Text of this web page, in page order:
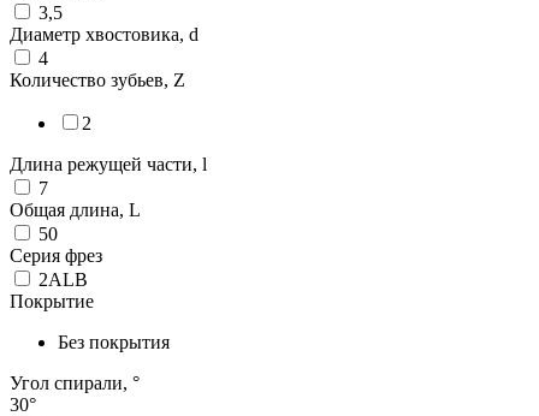
3,5
Диаметр хвостовика, d
4
Количество зубьев, Z
2
Длина режущей части, l
7
Общая длина, L
50
Серия фрез
2ALB
Покрытие
Без покрытия
Угол спирали, °
30°